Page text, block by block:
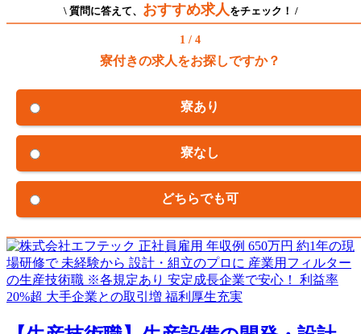
\ 質問に答えて、 おすすめ求人 をチェック！ /
1 / 4
寮付きの求人をお探しですか？
寮あり
寮なし
どちらでも可